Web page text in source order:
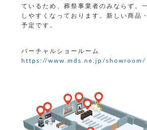
ているため、葬祭事業者のみならず。
しやすくなっております。新しい商品
予定です。
バーチャルショールーム
https://www.mds.ne.jp/showroom/